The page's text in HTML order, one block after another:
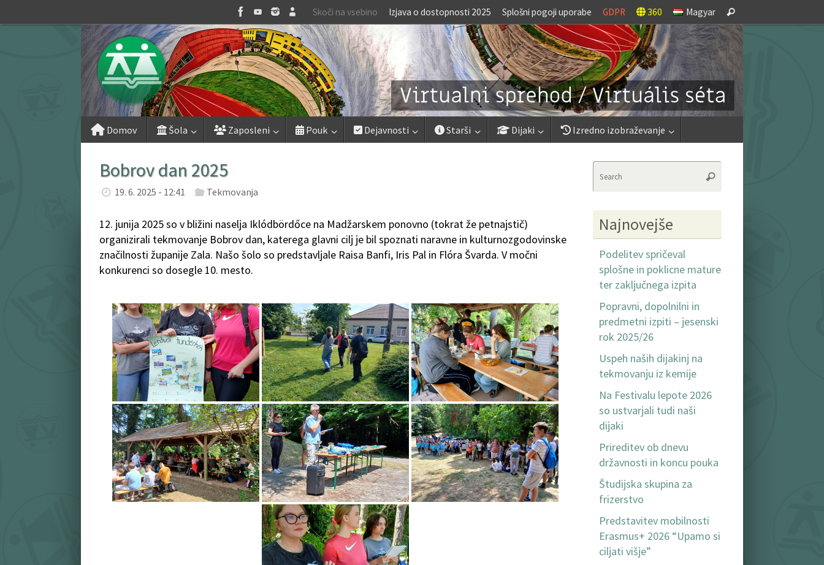
to
Skoči na vsebino Izjava o dostopnosti 2025 Splošni pogoji uporabe GDPR 360 Magyar
for:
Search
Skip
Domov Šola Zaposleni Pouk Dejavnosti Starši Dijaki Izredno izobraževanje
Bobrov dan 2025
19. 6. 2025 - 12:41 Tekmovanja
12. junija 2025 so v bližini naselja Iklódbördőce na Madžarskem ponovno (tokrat že petnajstič)
organizirali tekmovanje Bobrov dan, katerega glavni cilj je bil spoznati naravne in kulturnozgodovinske
značilnosti županije Zala. Našo šolo so predstavljale Raisa Banfi, Iris Pal in Flóra Švarda. V močni
konkurenci so dosegle 10. mesto.
Search
Najnovejše
Podelitev spričeval
splošne in poklicne mature
ter zaključnega izpita
Popravni, dopolnilni in
predmetni izpiti – jesenski
rok 2025/26
Uspeh naših dijakinj na
tekmovanju iz kemije
Na Festivalu lepote 2026
so ustvarjali tudi naši
dijaki
Prireditev ob dnevu
državnosti in koncu pouka
Študijska skupina za
frizerstvo
Predstavitev mobilnosti
Erasmus+ 2026 “Upamo si
ciljati višje”